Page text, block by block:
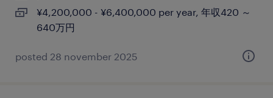
¥4,200,000 - ¥6,400,000 per year, 年収420 ～
640万円
posted 28 november 2025